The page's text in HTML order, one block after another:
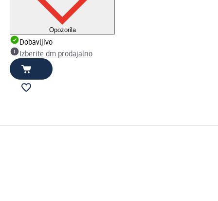
Opozorila
Dobavljivo
Izberite dm prodajalno